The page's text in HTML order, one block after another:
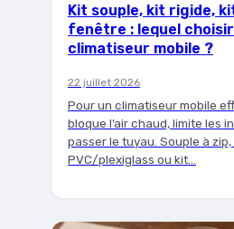
Kit souple, kit rigide,
fenêtre : lequel
climatiseur mobile ?
22 juillet 2026
Pour un climatiseur mobile
bloque l’air chaud, limite les
passer le tuyau. Souple à zip,
PVC/plexiglass ou kit…